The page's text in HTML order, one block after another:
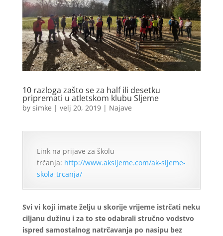
10 razloga zašto se za half ili desetku
pripremati u atletskom klubu Sljeme
by simke | velj 20, 2019| Najave
Link na prijave za školu
trčanja: http://www.aksljeme.com/ak-sljeme-
skola-trcanja/
Svi vi koji imate želju u skorije vrijeme istrčati neku
ciljanu dužinu i za to ste odabrali stručno vodstvo
ispred samostalnog natrčavanja po nasipu bez